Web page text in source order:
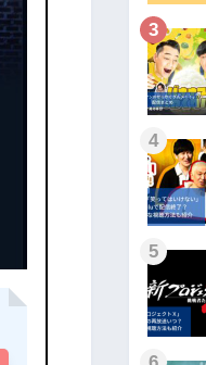
3
4
5